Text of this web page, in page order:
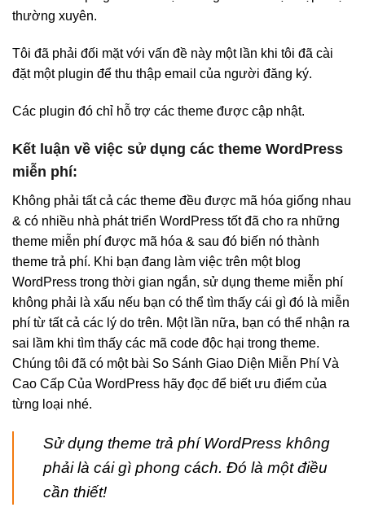
thường xuyên.
Tôi đã phải đối mặt với vấn đề này một lần khi tôi đã cài
đặt một plugin để thu thập email của người đăng ký.
Các plugin đó chỉ hỗ trợ các theme được cập nhật.
Kết luận về việc sử dụng các theme WordPress
miễn phí:
Không phải tất cả các theme đều được mã hóa giống nhau
& có nhiều nhà phát triển WordPress tốt đã cho ra những
theme miễn phí được mã hóa & sau đó biến nó thành
theme trả phí. Khi bạn đang làm việc trên một blog
WordPress trong thời gian ngắn, sử dụng theme miễn phí
không phải là xấu nếu bạn có thể tìm thấy cái gì đó là miễn
phí từ tất cả các lý do trên. Một lần nữa, bạn có thể nhận ra
sai lầm khi tìm thấy các mã code độc hại trong theme.
Chúng tôi đã có một bài So Sánh Giao Diện Miễn Phí Và
Cao Cấp Của WordPress hãy đọc để biết ưu điểm của
từng loại nhé.
Sử dụng theme trả phí WordPress không
phải là cái gì phong cách. Đó là một điều
cần thiết!